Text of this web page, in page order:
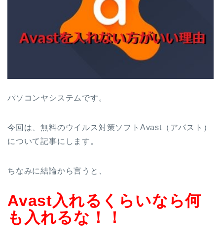
パソコンヤシステムです。
今回は、無料のウイルス対策ソフトAvast（アバスト）
について記事にします。
ちなみに結論から言うと、
Avast入れるくらいなら何
も入れるな！！